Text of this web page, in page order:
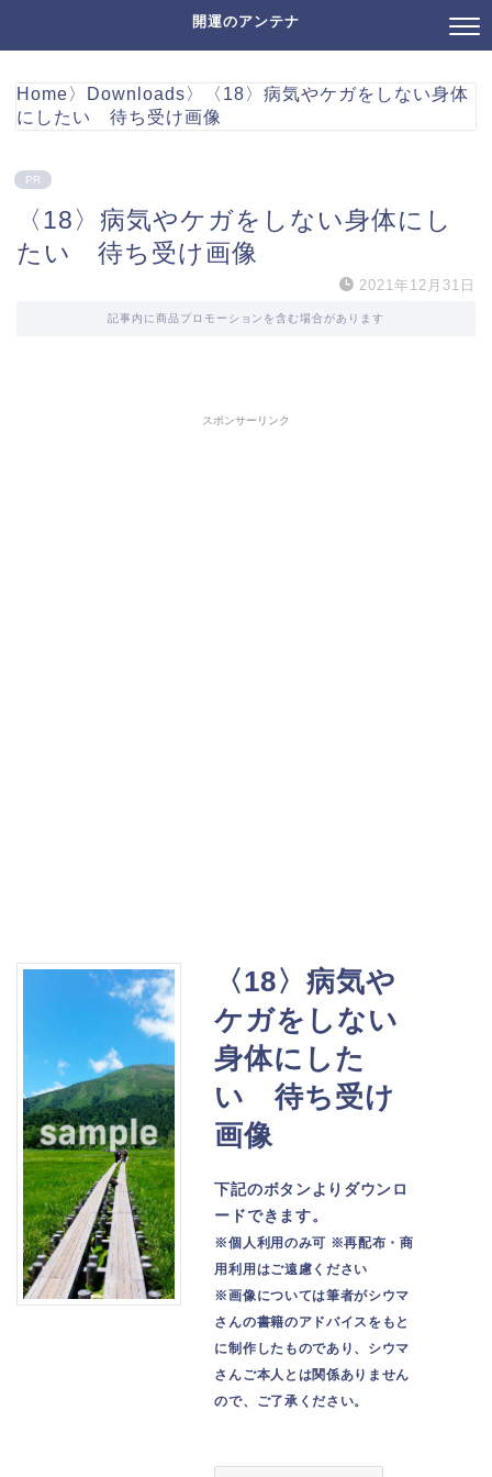
開運のアンテナ
Home〉 Downloads〉
〈18〉病気やケガをしない身体
にしたい 待ち受け画像
PR
〈18〉病気やケガをしない身体にし
たい 待ち受け画像
2021年12月31日
記事内に商品プロモーションを含む場合があります
スポンサーリンク
〈18〉病気や
ケガをしない
身体にした
い 待ち受け
画像
下記のボタンよりダウンロ
ードできます。
※個人利用のみ可 ※再配布・商
用利用はご遠慮ください
※画像については筆者がシウマ
さんの書籍のアドバイスをもと
に制作したものであり、シウマ
さんご本人とは関係ありません
ので、ご了承ください。